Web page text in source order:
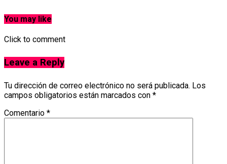
You may like
Click to comment
Leave a Reply
Tu dirección de correo electrónico no será publicada. Los
campos obligatorios están marcados con *
Comentario *